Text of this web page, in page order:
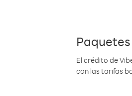
El crédito de
con las tarifas